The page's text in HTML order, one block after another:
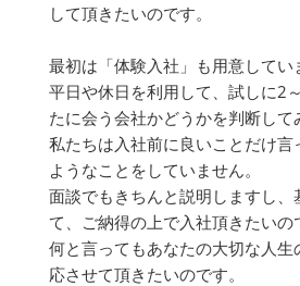
して頂きたいのです。
最初は「体験入社」も用意してい
平日や休日を利用して、試しに2
たに会う会社かどうかを判断して
私たちは入社前に良いことだけ言
ようなことをしていません。
面談でもきちんと説明しますし、
て、ご納得の上で入社頂きたいの
何と言ってもあなたの大切な人
応させて頂きたいのです。